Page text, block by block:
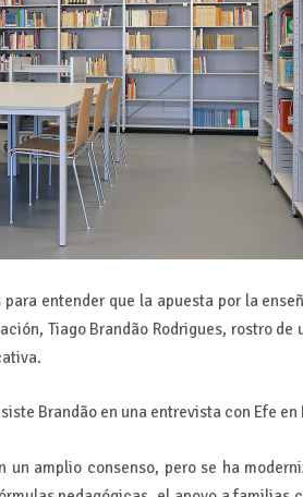
entender que la apuesta por la
Tiago Brandão Rodrigues, rostro de
Brandão en una entrevista con Efe en
amplio consenso, pero se ha